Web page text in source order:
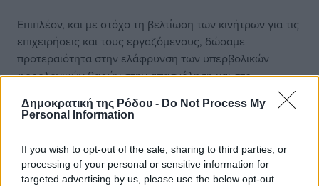
Δημοκρατική της Ρόδου - Do Not Process My
Personal Information
If you wish to opt-out of the sale, sharing to third parties, or
processing of your personal or sensitive information for
targeted advertising by us, please use the below opt-out
Επιπλέον, και με στόχο τη βελτίωση των κινήτρων για τις
επιχειρήσεις και τους εργαζόμενους, δώσαμε
προτεραιότητα στην ελάφρυνση των υπερβολικών
φορολογικών βαρών στην απασχόληση και στο
κεφάλαιο, όχι στην κατανάλωση, τηρώντας παράλληλα
τη δημοσιονομική πειθαρχία. Μπορέσαμε να μειώσουμε
διατηρώντας παράλληλα και επιτυγχάνοντας τους
δημοσιονομικούς μας στόχους. Οι εισφορές κοινωνικής
ασφάλισης μειώθηκαν, καθώς και ο συντελεστής